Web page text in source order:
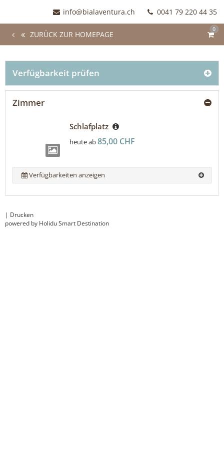
info@bialaventura.ch 0041 79 220 44 35
0
ZURÜCK ZUR HOMEPAGE
Verfügbarkeit prüfen
Zimmer
Schlafplatz
heute ab85,00 CHF
Verfügbarkeiten anzeigen
| Drucken
powered by Holidu Smart Destination